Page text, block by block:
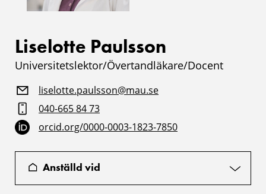
Liselotte Paulsson
Universitetslektor/Övertandläkare/Docent
liselotte.paulsson@mau.se
040-665 84 73
orcid.org/0000-0003-1823-7850
Anställd vid